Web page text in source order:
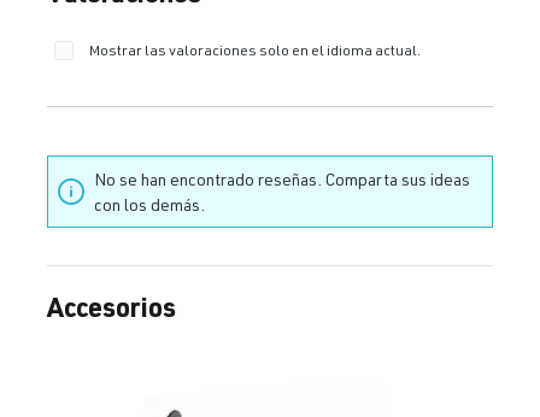
Mostrar las valoraciones solo en el idioma actual.
No se han encontrado reseñas. Comparta sus ideas
con los demás.
Omitir la galería de productos
Accesorios